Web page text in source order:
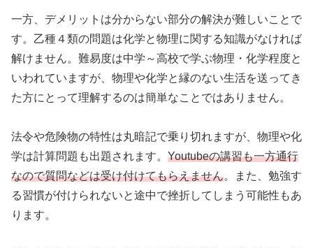
一方、デメリットは分からない部分の解決が難しいことで
す。乙種４類の問題は化学と物理に関する知識がなければ
解けません。難易度は中学～高校で学ぶ物理・化学程度と
いわれていますが、物理や化学と縁のない生活を送ってき
た方にとって理解するのは簡単なことではありません。
法令や危険物の特性は丸暗記で乗り切れますが、物理や化
学は計算問題も出題されます。 Youtubeの講習も一方通行
なので質問などは受け付けてもらえません。また、勉強す
る習慣が付けられないと途中で挫折してしまう可能性もあ
ります。